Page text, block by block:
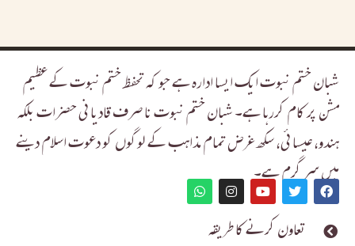
شبان ختم نبوت ایک ایسا ادارہ ہے جو کہ تحفظ ختم نبوت کے عظیم
مشن پر کام کررہا ہے۔ شبان ختم نبوت نا صرف قادیانی حضرات بلکہ
ہندو، عیسائی، سکھ غرض تمام مذاہب کے لوگوں کو دعوت اسلام دینے
میں سر گرم ہے۔
تعاون کرنے کا طریقہ